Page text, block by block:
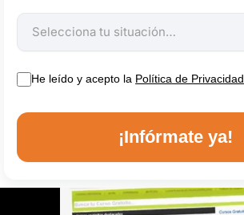
He leído y acepto la Política de Privacidad
¡Infórmate ya!